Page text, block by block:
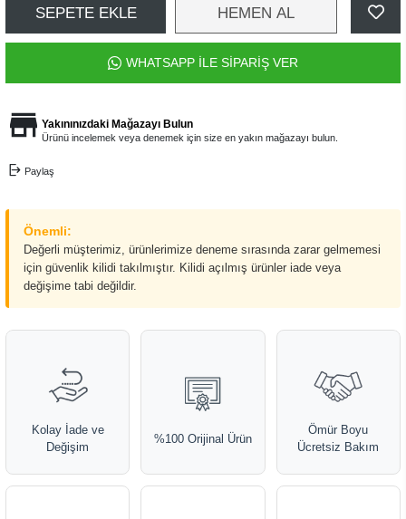
SEPETE EKLE HEMEN AL
WHATSAPP İLE SİPARİŞ VER
Yakınınızdaki Mağazayı Bulun
Ürünü incelemek veya denemek için size en yakın mağazayı bulun.
Paylaş
Önemli:
Değerli müşterimiz, ürünlerimize deneme sırasında zarar gelmemesi
için güvenlik kilidi takılmıştır. Kilidi açılmış ürünler iade veya
değişime tabi değildir.
Kolay İade ve
Değişim
%100 Orijinal Ürün
Ömür Boyu
Ücretsiz Bakım